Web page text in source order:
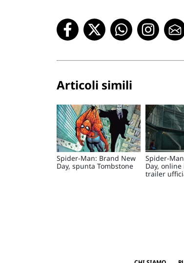
Articoli simili
Spider-Man: Brand New
Day, spunta Tombstone
Spider-
Day,
trailer